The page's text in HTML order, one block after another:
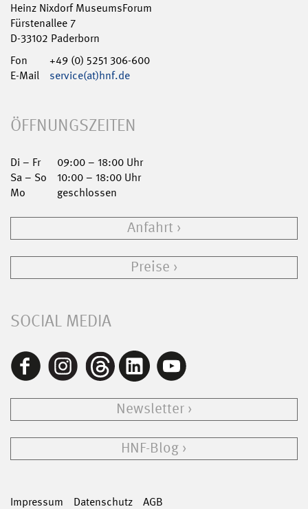
Heinz Nixdorf MuseumsForum
Fürstenallee 7
D-33102 Paderborn
Fon
+49 (0) 5251 306-600
E-Mail
service(at)hnf.de
ÖFFNUNGSZEITEN
Di – Fr
09:00 – 18:00 Uhr
Sa – So
10:00 – 18:00 Uhr
Mo
geschlossen
Anfahrt
Preise
SOCIAL MEDIA
Newsletter
HNF-Blog
Impressum Datenschutz AGB